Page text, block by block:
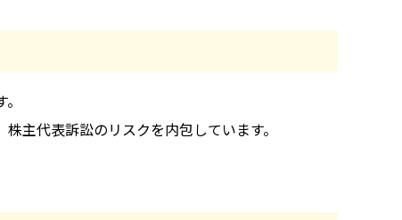
主代表訴訟のリスクを内包しています。